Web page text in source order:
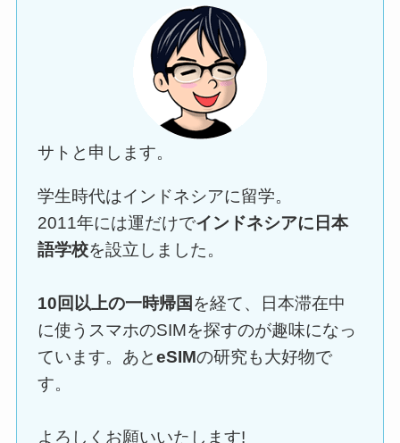
サトと申します。
学生時代はインドネシアに留学。
2011年には運だけでインドネシアに日本
語学校を設立しました。
10回以上の一時帰国 を経て、日本滞在中
に使うスマホのSIMを探すのが趣味になっ
ています。あとeSIMの研究も大好物で
す。
よろしくお願いいたします!